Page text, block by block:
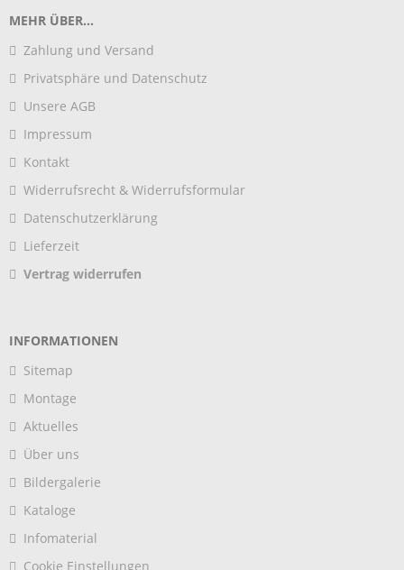
MEHR ÜBER...
Zahlung und Versand
Privatsphäre und Datenschutz
Unsere AGB
Impressum
Kontakt
Widerrufsrecht & Widerrufsformular
Datenschutzerklärung
Lieferzeit
Vertrag widerrufen
INFORMATIONEN
Sitemap
Montage
Aktuelles
Über uns
Bildergalerie
Kataloge
Infomaterial
Cookie Einstellungen